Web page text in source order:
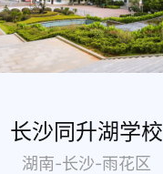
长沙同升湖学校
湖南-长沙-雨花区